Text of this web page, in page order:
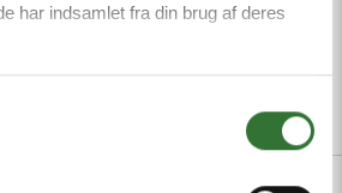
har indsamlet fra din brug af deres